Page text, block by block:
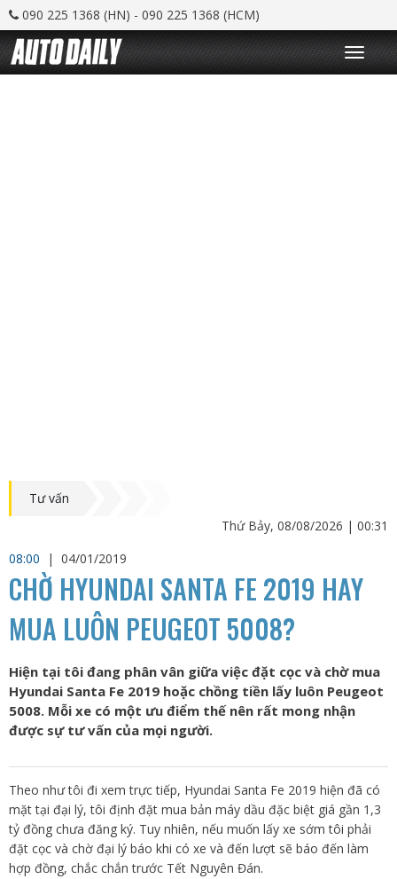
090 225 1368 (HN) - 090 225 1368 (HCM)
T
o
g
Tư vấn
Thứ Bảy, 08/08/2026 | 00:31
08:00
| 04/01/2019
CHỜ HYUNDAI SANTA FE 2019 HAY
MUA LUÔN PEUGEOT 5008?
Hiện tại tôi đang phân vân giữa việc đặt cọc và chờ mua
Hyundai Santa Fe 2019 hoặc chồng tiền lấy luôn Peugeot
5008. Mỗi xe có một ưu điểm thế nên rất mong nhận
được sự tư vấn của mọi người.
Theo như tôi đi xem trực tiếp, Hyundai Santa Fe 2019 hiện đã có
mặt tại đại lý, tôi định đặt mua bản máy dầu đặc biệt giá gần 1,3
tỷ đồng chưa đăng ký. Tuy nhiên, nếu muốn lấy xe sớm tôi phải
đặt cọc và chờ đại lý báo khi có xe và đến lượt sẽ báo đến làm
hợp đồng, chắc chắn trước Tết Nguyên Đán.